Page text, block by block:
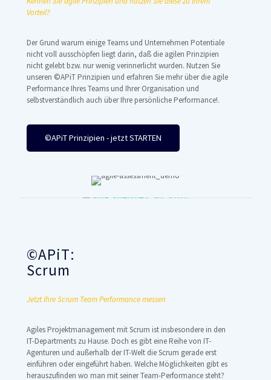
Vorteil?
Der Grund warum einige Teams und Unternehmen Potentiale
nicht voll ausschöpfen liegt darin, daß die agilen Prinzipien
nicht gelebt bzw. nur wenig verinnerlicht wurden. Nutzen Sie
unseren ©APiT Prinzipien und erfahren Sie mehr über die agile
Performance Ihres Teams und Ihrer Organisation und
selbstverständlich auch über Ihre persönliche Performance!.
©APiT Prinzipien - jetzt STARTEN
©APiT:
Scrum
Jetzt Ihre Scrum Team Performance messen
Agiles Projektmanagement mit Scrum ist insbesondere in den
IT-Departments zu Hause. Doch es gibt eine Reihe von IT-
Agenturen und außerhalb der IT-Welt die Scrum gerade erst
einführen oder eingeführt haben. Welche Möglichkeiten gibt es
herauszufinden wo man mit seiner Team-Performance steht?